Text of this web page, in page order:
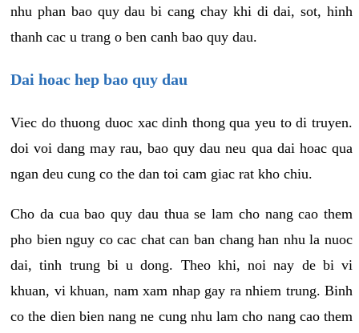
nhu phan bao quy dau bi cang chay khi di dai, sot, hinh
thanh cac u trang o ben canh bao quy dau.
Dai hoac hep bao quy dau
Viec do thuong duoc xac dinh thong qua yeu to di truyen.
doi voi dang may rau, bao quy dau neu qua dai hoac qua
ngan deu cung co the dan toi cam giac rat kho chiu.
Cho da cua bao quy dau thua se lam cho nang cao them
pho bien nguy co cac chat can ban chang han nhu la nuoc
dai, tinh trung bi u dong. Theo khi, noi nay de bi vi
khuan, vi khuan, nam xam nhap gay ra nhiem trung. Binh
co the dien bien nang ne cung nhu lam cho nang cao them